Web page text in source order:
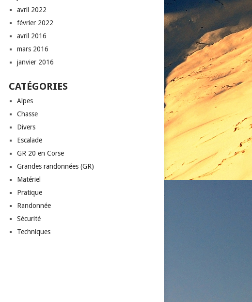
avril 2022
février 2022
avril 2016
mars 2016
janvier 2016
CATÉGORIES
Alpes
Chasse
Divers
Escalade
GR 20 en Corse
Grandes randonnées (GR)
Matériel
Pratique
Randonnée
Sécurité
Techniques